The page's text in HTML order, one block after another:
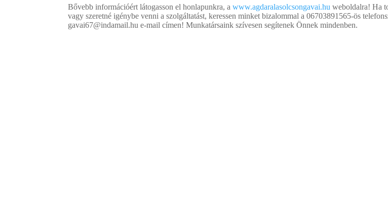
Bővebb információért látogasson el honlapunkra, awww.agdaralasolcsongavai.hu weboldalra! Ha
vagy szeretné igénybe venni a szolgáltatást, keressen minket bizalommal a 06703891565-ös
gavai67@indamail.hu e-mail címen! Munkatársaink szívesen segítenek Önnek mindenben.